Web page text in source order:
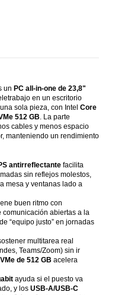
un PC all-in-one de 23,8"
en un escritorio
sola pieza, con Intel Core
512 GB . La parte
cables y menos espacio
manteniendo un rendimiento
antirreflectantefacilita
sin reflejos molestos,
mesa y ventanas lado a
buen ritmo con
comunicación abiertas a la
“equipo justo” en jornadas
multitarea real
Teams/Zoom) sin ir
de 512 GB acelera
ayuda si el puesto va
y los USB-A/USB-C